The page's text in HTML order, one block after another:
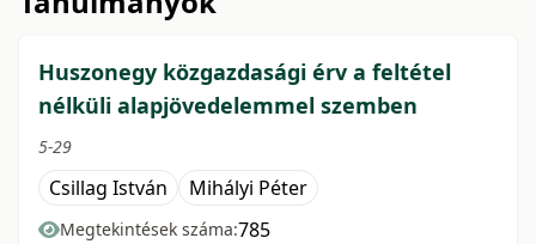
Huszonegy közgazdasági érv a feltétel
nélküli alapjövedelemmel szemben
5-29
Csillag István Mihályi Péter
Megtekintések száma:785